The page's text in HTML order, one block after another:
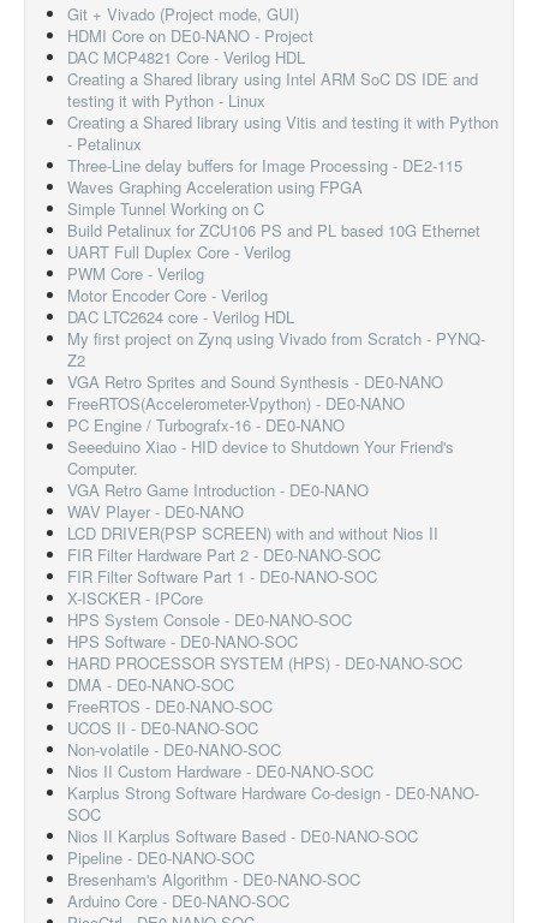
Git + Vivado (Project mode, GUI)
HDMI Core on DE0-NANO - Project
DAC MCP4821 Core - Verilog HDL
Creating a Shared library using Intel ARM SoC DS IDE and
testing it with Python - Linux
Creating a Shared library using Vitis and testing it with Python
- Petalinux
Three-Line delay buffers for Image Processing - DE2-115
Waves Graphing Acceleration using FPGA
Simple Tunnel Working on C
Build Petalinux for ZCU106 PS and PL based 10G Ethernet
UART Full Duplex Core - Verilog
PWM Core - Verilog
Motor Encoder Core - Verilog
DAC LTC2624 core - Verilog HDL
My first project on Zynq using Vivado from Scratch - PYNQ-
Z2
VGA Retro Sprites and Sound Synthesis - DE0-NANO
FreeRTOS(Accelerometer-Vpython) - DE0-NANO
PC Engine / Turbografx-16 - DE0-NANO
Seeeduino Xiao - HID device to Shutdown Your Friend's
Computer.
VGA Retro Game Introduction - DE0-NANO
WAV Player - DE0-NANO
LCD DRIVER(PSP SCREEN) with and without Nios II
FIR Filter Hardware Part 2 - DE0-NANO-SOC
FIR Filter Software Part 1 - DE0-NANO-SOC
X-ISCKER - IPCore
HPS System Console - DE0-NANO-SOC
HPS Software - DE0-NANO-SOC
HARD PROCESSOR SYSTEM (HPS) - DE0-NANO-SOC
DMA - DE0-NANO-SOC
FreeRTOS - DE0-NANO-SOC
UCOS II - DE0-NANO-SOC
Non-volatile - DE0-NANO-SOC
Nios II Custom Hardware - DE0-NANO-SOC
Karplus Strong Software Hardware Co-design - DE0-NANO-
SOC
Nios II Karplus Software Based - DE0-NANO-SOC
Pipeline - DE0-NANO-SOC
Bresenham's Algorithm - DE0-NANO-SOC
Arduino Core - DE0-NANO-SOC